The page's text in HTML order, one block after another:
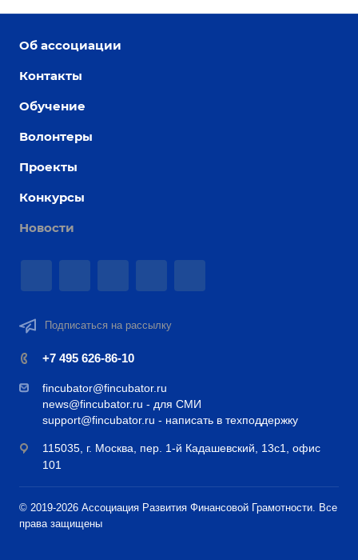
Об ассоциации
Контакты
Обучение
Волонтеры
Проекты
Конкурсы
Новости
Подписаться на рассылку
+7 495 626-86-10
fincubator@fincubator.ru
news@fincubator.ru - для СМИ
support@fincubator.ru - написать в техподдержку
115035, г. Москва, пер. 1-й Кадашевский, 13с1, офис
101
© 2019-2026 Ассоциация Развития Финансовой Грамотности. Все
права защищены